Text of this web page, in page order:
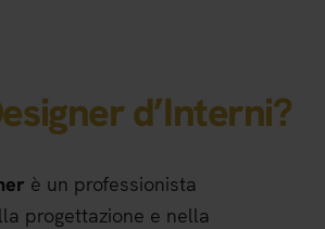
d’Interni?
è un professionista
progettazione e nella